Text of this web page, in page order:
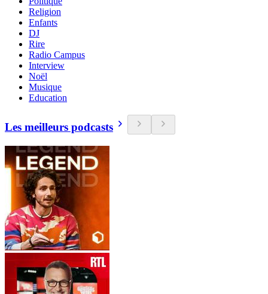
Religion
Enfants
DJ
Rire
Radio Campus
Interview
Noël
Musique
Education
Les meilleurs podcasts